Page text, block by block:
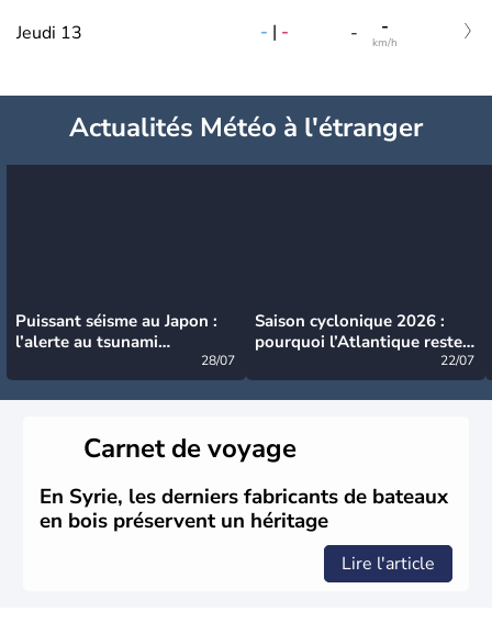
Jeudi 13 - | - - -
km/h
Actualités Météo à l'étranger
Puissant séisme au Japon :
l’alerte au tsunami
28/07
Saison cyclonique 2026 :
pourquoi l’Atlantique reste
22/07
Carnet de voyage
En Syrie, les derniers fabricants de bateaux
en bois préservent un héritage
Lire l'article